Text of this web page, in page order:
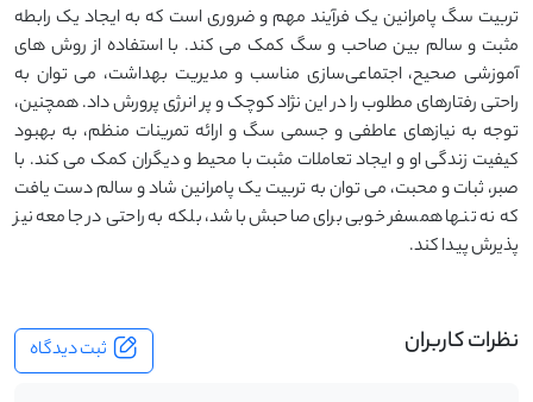
تربیت سگ پامرانین یک فرآیند مهم و ضروری است که به ایجاد یک رابطه
مثبت و سالم بین صاحب و سگ کمک می ‌کند. با استفاده از روش ‌های
آموزشی صحیح، اجتماعی‌سازی مناسب و مدیریت بهداشت، می ‌توان به
راحتی رفتارهای مطلوب را در این نژاد کوچک و پر انرژی پرورش داد. همچنین،
توجه به نیازهای عاطفی و جسمی سگ و ارائه تمرینات منظم، به بهبود
کیفیت زندگی او و ایجاد تعاملات مثبت با محیط و دیگران کمک می ‌کند. با
صبر، ثبات و محبت، می ‌توان به تربیت یک پامرانین شاد و سالم دست یافت
که نه تنها همسفر خوبی برای صاحبش باشد، بلکه به راحتی در جامعه نیز
پذیرش پیدا کند.
نظرات کاربران ثبت دیدگاه